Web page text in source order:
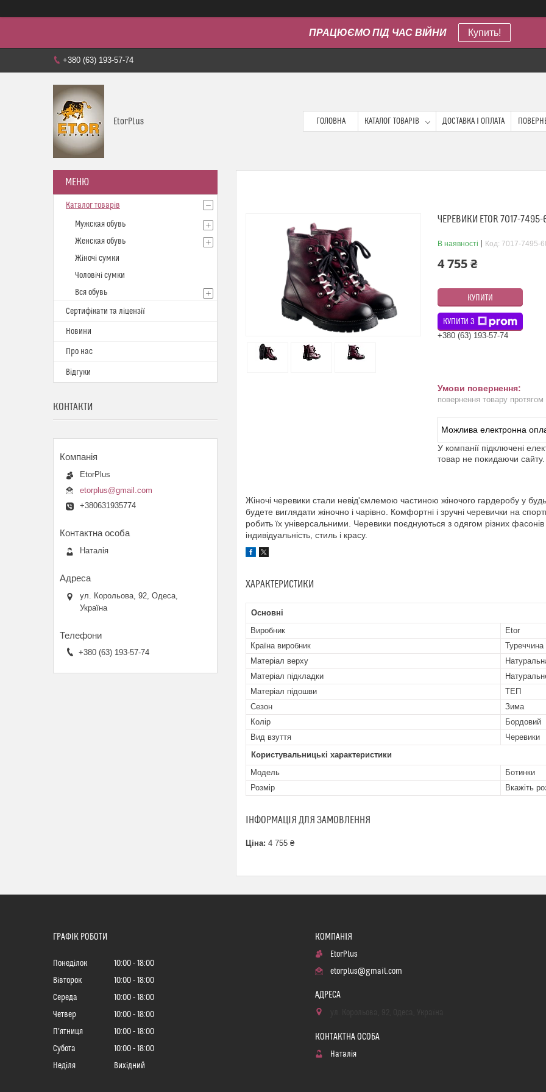
ПРАЦЮЄМО ПІД ЧАС ВІЙНИ Купить!
+380 (63) 193-57-74
EtorPlus ГОЛОВНА КАТАЛОГ ТОВАРІВ ДОСТАВКА І ОПЛАТА
ЧЕРЕВИКИ ETOR 7017-
В наявності Код: 7017-7495-
4 755 ₴
КУПИТИ
КУПИТИ З
+380 (63) 193-57-74
повернення товару протягом
У компанії підключені
товар не покидаючи сайту.
Жіночі черевики стали невід'ємлемою частиною жіночого гардеробу у
будете виглядати жіночно і чарівно. Комфортні і зручні черевички на
робить їх універсальними. Черевики поєднуються з одягом різних
індивідуальність, стиль і красу.
ХАРАКТЕРИСТИКИ
Основні
Виробник
Etor
Країна виробник
Туреччина
Матеріал верху
Матеріал підкладки
Матеріал підошви
ТЕП
Сезон
Зима
Колір
Бордовий
Вид взуття
Черевики
Користувальницькі характеристики
Мoдель
Ботинки
Розмір
Вкажіть
ІНФОРМАЦІЯ ДЛЯ ЗАМОВЛЕННЯ
Ціна: 4 755 ₴
Каталог товарів
Мужская обувь
Женская обувь
Жіночі сумки
Чоловічі сумки
Вся обувь
Сертифікати та ліцензії
Новини
Про нас
Відгуки
КОНТАКТИ
EtorPlus
etorplus@gmail.com
+380631935774
Наталія
ул. Корольова, 92, Одеса,
Україна
+380 (63) 193-57-74
ГРАФІК РОБОТИ
Понеділок 10:00
18:00
Вівторок
10:00
18:00
Середа
10:00
18:00
Четвер
10:00
18:00
Пʼятниця
10:00
18:00
Субота
10:00
18:00
Неділя
Вихідний
EtorPlus
etorplus@gmail.com
Наталія